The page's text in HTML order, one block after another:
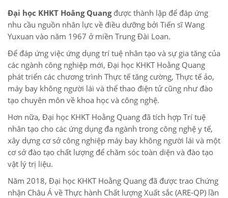
Đại học KHKT Hoằng Quangđược thành lập để đáp ứng
nhu cầu nguồn nhân lực về điều dưỡng bởi Tiến sĩ Wang
Yuxuan vào năm 1967 ở miền Trung Đài Loan.
Để đáp ứng việc ứng dụng trí tuệ nhân tạo và sự gia tăng của
các ngành công nghiệp mới, Đại học KHKT Hoằng Quang
phát triển các chương trình Thực tế tăng cường, Thực tế ảo,
máy bay không người lái và thể thao điện tử cũng như đào
tạo chuyên môn về khoa học và công nghệ.
Hơn nữa, Đại học KHKT Hoằng Quang đã tích hợp Trí tuệ
nhân tạo cho các ứng dụng đa ngành trong công nghệ y tế,
xây dựng cơ sở công nghiệp máy bay không người lái và một
cơ sở đào tạo chất lượng để chăm sóc toàn diện và đào tạo
vật lý trị liệu.
Năm 2018, Đại học KHKT Hoằng Quang đã được trao Chứng
nhận Châu Á về Thực hành Chất lượng Xuất sắc (ARE-QP) lần